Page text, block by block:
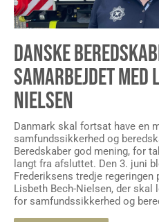
DANSKE
SAMARBEJDET MED
NIELSEN
Danmark skal fortsat have en
samfundssikkerhed og
Beredskaber god mening, for
langt fra afsluttet. Den 3. juni
Frederiksens tredje
Lisbeth Bech-Nielsen, der
for samfundssikkerhed og